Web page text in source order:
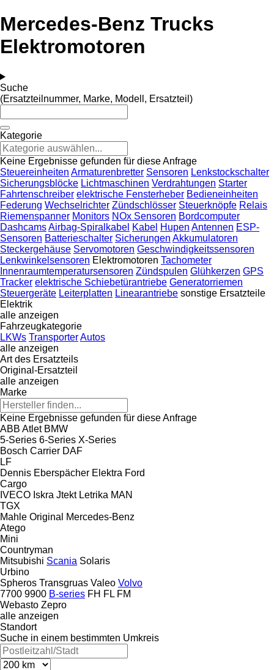
Mercedes-Benz Trucks
Elektromotoren
Suche
(Ersatzteilnummer, Marke, Modell, Ersatzteil)
Kategorie
Keine Ergebnisse gefunden für diese Anfrage
Steuereinheiten Armaturenbretter Sensoren Lenkstockschalter
Sicherungsblöcke Lichtmaschinen Verdrahtungen Starter
Fahrtenschreiber elektrische Fensterheber Bedieneinheiten
Federung Wechselrichter Zündschlösser Steuerknöpfe Relais
Riemenspanner Monitors NOx Sensoren Bordcomputer
DashcamsAirbag-Spiralkabel Kabel Hupen Antennen ESP-
Sensoren Batterieschalter Sicherungen Akkumulatoren
Steckergehäuse Servomotoren Geschwindigkeitssensoren
Lenkwinkelsensoren Elektromotoren Tachometer
Innenraumtemperatursensoren Zündspulen Glühkerzen GPS
Tracker elektrische Schiebetürantriebe Generatorriemen
Steuergeräte Leiterplatten Linearantriebe sonstige Ersatzteile
Elektrik
alle anzeigen
Fahrzeugkategorie
LKWs TransporterAutos
alle anzeigen
Art des Ersatzteils
Original-Ersatzteil
alle anzeigen
Marke
Keine Ergebnisse gefunden für diese Anfrage
ABB Atlet BMW
5-Series 6-Series X-Series
Bosch Carrier DAF
LF
Dennis Eberspächer Elektra Ford
Cargo
IVECO Iskra Jtekt Letrika MAN
TGX
Mahle Original
Mercedes-Benz
Atego
Mini
Countryman
Mitsubishi Scania Solaris
Urbino
Spheros Transgruas Valeo Volvo
7700 9900 B-series FH FL FM
Webasto Zepro
alle anzeigen
Standort
Suche in einem bestimmten Umkreis